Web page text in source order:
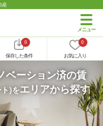
産
0
保存した条件
0
お気に入り
ベーション済の賃
)をエリアから探す